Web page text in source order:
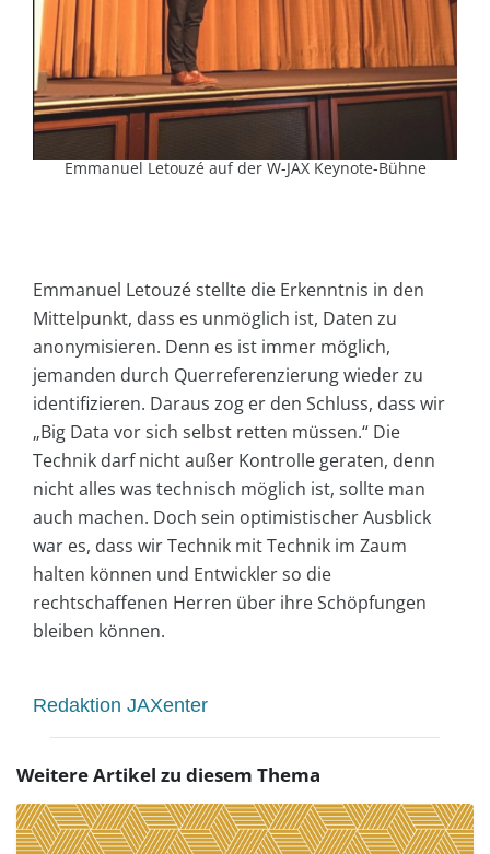
Emmanuel Letouzé auf der W-JAX Keynote-Bühne
Emmanuel Letouzé stellte die Erkenntnis in den
Mittelpunkt, dass es unmöglich ist, Daten zu
anonymisieren. Denn es ist immer möglich,
jemanden durch Querreferenzierung wieder zu
identifizieren. Daraus zog er den Schluss, dass wir
„Big Data vor sich selbst retten müssen.“ Die
Technik darf nicht außer Kontrolle geraten, denn
nicht alles was technisch möglich ist, sollte man
auch machen. Doch sein optimistischer Ausblick
war es, dass wir Technik mit Technik im Zaum
halten können und Entwickler so die
rechtschaffenen Herren über ihre Schöpfungen
bleiben können.
Redaktion JAXenter
Weitere Artikel zu diesem Thema